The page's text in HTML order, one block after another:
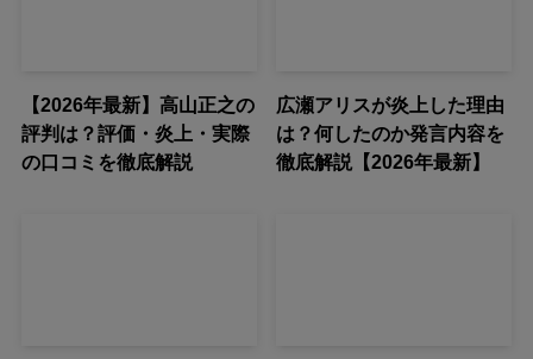
【2026年最新】高山正之の
評判は？評価・炎上・実際
の口コミを徹底解説
広瀬アリスが炎上した理由
は？何したのか発言内容を
徹底解説【2026年最新】